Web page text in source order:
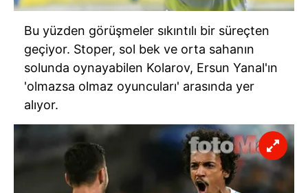
Bu yüzden görüşmeler sıkıntılı bir süreçten
geçiyor. Stoper, sol bek ve orta sahanın
solunda oynayabilen Kolarov, Ersun Yanal'ın
'olmazsa olmaz oyuncuları' arasında yer
alıyor.